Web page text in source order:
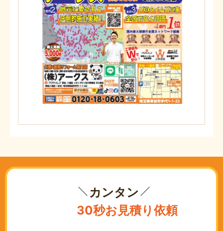
カンタン
30秒お見積り依頼